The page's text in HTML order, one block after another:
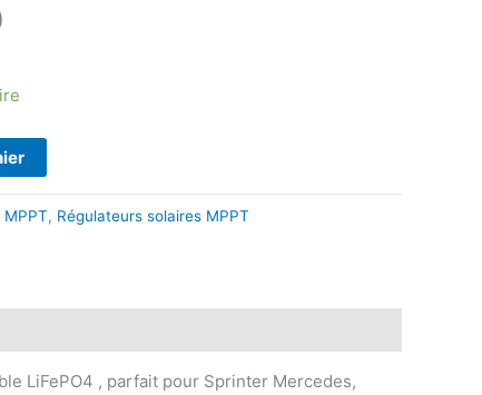
:
, Régulateurs solaires MPPT
LiFePO4 , parfait pour Sprinter Mercedes,